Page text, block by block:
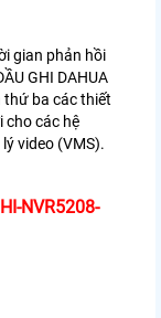
gian phản hồi
GHI DAHUA
thứ ba các thiết
cho các hệ
video (VMS).
NVR5208-